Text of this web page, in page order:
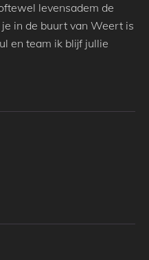
levensadem de
in de buurt van Weert is
en team ik blijf jullie